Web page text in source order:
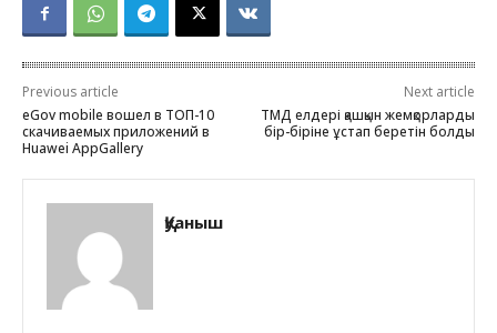
Previous article
eGov mobile вошел в ТОП-10
скачиваемых приложений в
Huawei AppGallery
Next article
ТМД елдері қашқын жемқорларды
бір-біріне ұстап беретін болды
Қуаныш